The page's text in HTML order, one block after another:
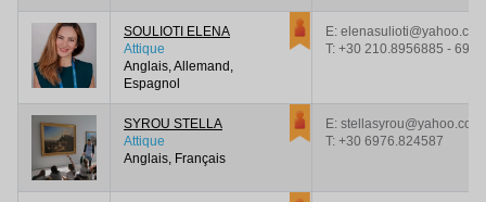
SOULIOTI ELENA
Attique
Anglais, Allemand,
Espagnol
E: elenasulioti@yahoo.com
T: +30 210.8956885 -
SYROU STELLA
Attique
Anglais, Français
E: stellasyrou@yahoo.com
T: +30 6976.824587